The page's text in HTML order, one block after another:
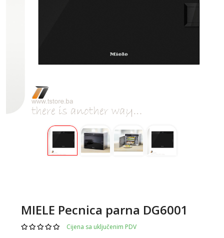
MIELE Pecnica parna DG6001
Cijena sa uključenim PDV